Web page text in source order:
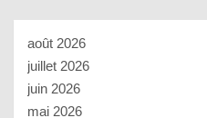
août 2026
juillet 2026
juin 2026
mai 2026